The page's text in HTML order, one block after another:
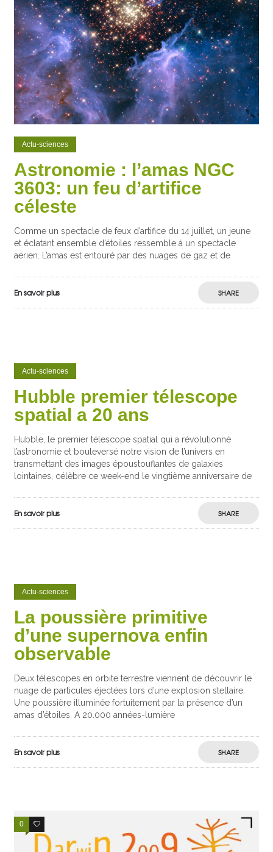
Actu-sciences
Astronomie : l’amas NGC
3603: un feu d’artifice
céleste
Comme un spectacle de feux d’artifice du 14 juillet, un jeune
et éclatant ensemble d’étoiles ressemble à un spectacle
aérien. L’amas est entouré par des nuages de gaz et de
En savoir plus SHARE
Actu-sciences
Hubble premier télescope
spatial a 20 ans
Hubble, le premier télescope spatial qui a révolutionné
l’astronomie et bouleversé notre vision de l’univers en
transmettant des images époustouflantes de galaxies
lointaines, célèbre ce week-end le vingtième anniversaire de
En savoir plus SHARE
Actu-sciences
La poussière primitive
d’une supernova enfin
observable
Deux télescopes en orbite terrestre viennent de découvrir le
nuage de particules éjectées lors d’une explosion stellaire.
Une poussière illuminée fortuitement par la présence d’un
amas d’étoiles. A 20.000 années-lumière
En savoir plus SHARE
0 0